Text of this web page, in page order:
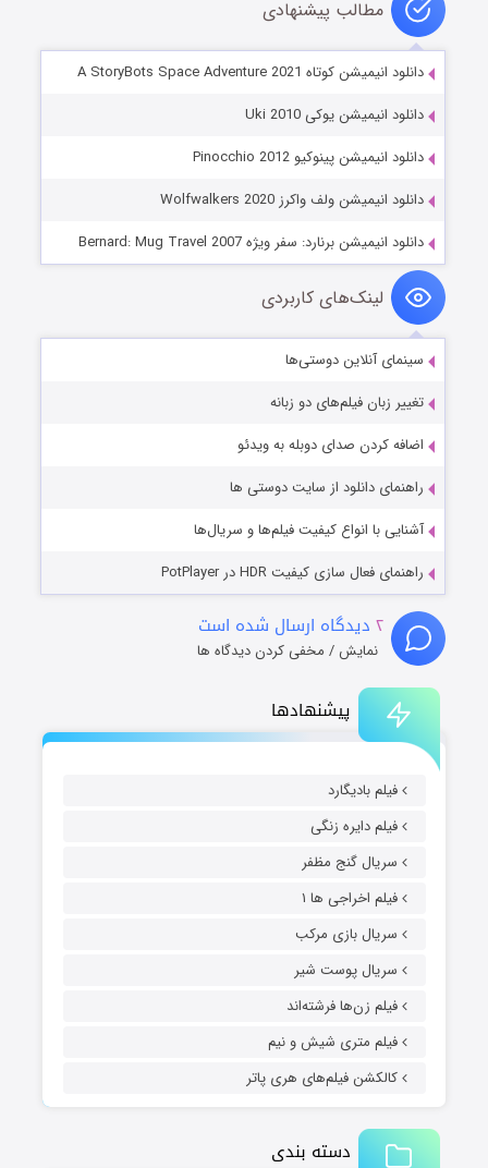
پیشنهادها
فیلم بادیگارد
فیلم دایره زنگی
سریال گنج مظفر
فیلم اخراجی ها ۱
سریال بازی مرکب
سریال پوست شیر
فیلم زن‌ها فرشته‌اند
فیلم متری شیش و نیم
کالکشن فیلم‌های هری پاتر
دسته بندی
مطالب پیشنهادی
دانلود انیمیشن کوتاه A StoryBots Space Adventure 2021
دانلود انیمیشن یوکی Uki 2010
دانلود انیمیشن پینوکیو Pinocchio 2012
دانلود انیمیشن ولف واکرز Wolfwalkers 2020
دانلود انیمیشن برنارد: سفر ویژه Bernard: Mug Travel 2007
لینک‌های کاربردی
سینمای آنلاین دوستی‌ها
تغییر زبان فیلم‌های دو زبانه
اضافه کردن صدای دوبله به ویدئو
راهنمای دانلود از سایت دوستی ها
آشنایی با انواع کیفیت فیلم‌ها و سریال‌ها
راهنمای فعال سازی کیفیت HDR در PotPlayer
۲ دیدگاه ارسال شده است
نمایش / مخفی کردن دیدگاه ها